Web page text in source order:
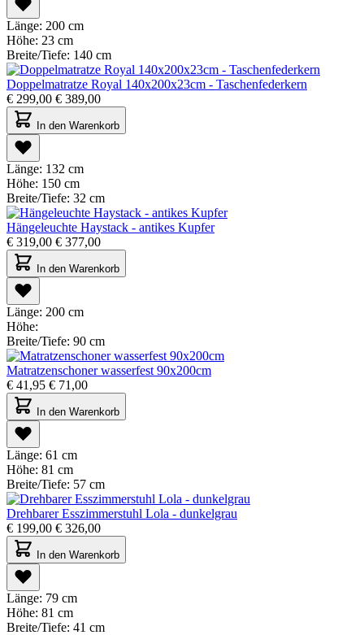
Länge: 200 cm
Höhe: 23 cm
Breite/Tiefe: 140 cm
Doppelmatratze Royal 140x200x23cm - Taschenfederkern
€ 299,00 € 389,00
In den Warenkorb
Länge: 132 cm
Höhe: 150 cm
Breite/Tiefe: 32 cm
Hängeleuchte Haystack - antikes Kupfer
€ 319,00 € 377,00
In den Warenkorb
Länge: 200 cm
Höhe:
Breite/Tiefe: 90 cm
Matratzenschoner wasserfest 90x200cm
€ 41,95 € 71,00
In den Warenkorb
Länge: 61 cm
Höhe: 81 cm
Breite/Tiefe: 57 cm
Drehbarer Esszimmerstuhl Lola - dunkelgrau
€ 199,00 € 326,00
In den Warenkorb
Länge: 79 cm
Höhe: 81 cm
Breite/Tiefe: 41 cm